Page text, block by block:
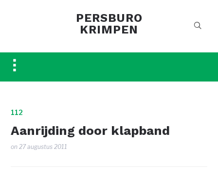
PERSBURO
KRIMPEN
Toggle
sidebar
112
Aanrijding door klapband
on27 augustus 2011